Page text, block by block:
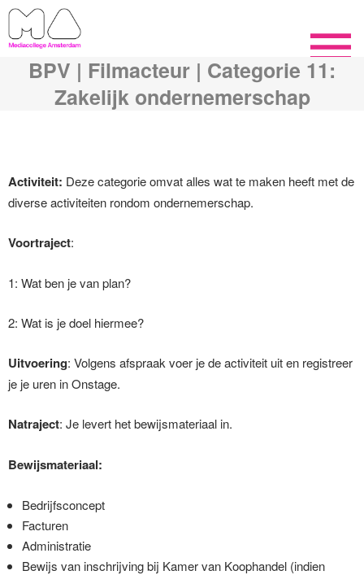
BPV | Filmacteur | Categorie 11:
Zakelijk ondernemerschap
Activiteit: Deze categorie omvat alles wat te maken heeft met de
diverse activiteiten rondom ondernemerschap.
Voortraject:
1: Wat ben je van plan?
2: Wat is je doel hiermee?
Uitvoering: Volgens afspraak voer je de activiteit uit en registreer
je je uren in Onstage.
Natraject: Je levert het bewijsmateriaal in.
Bewijsmateriaal:
Bedrijfsconcept
Facturen
Administratie
Bewijs van inschrijving bij Kamer van Koophandel (indien